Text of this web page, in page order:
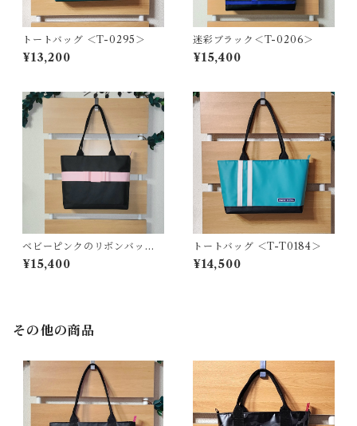
トートバッグ ＜T-0295＞
¥13,200
迷彩ブラック＜T-0206＞
¥15,400
ベビーピンクのリボンバッグ
＜T-0199＞
¥15,400
トートバッグ ＜T-T0184＞
¥14,500
その他の商品